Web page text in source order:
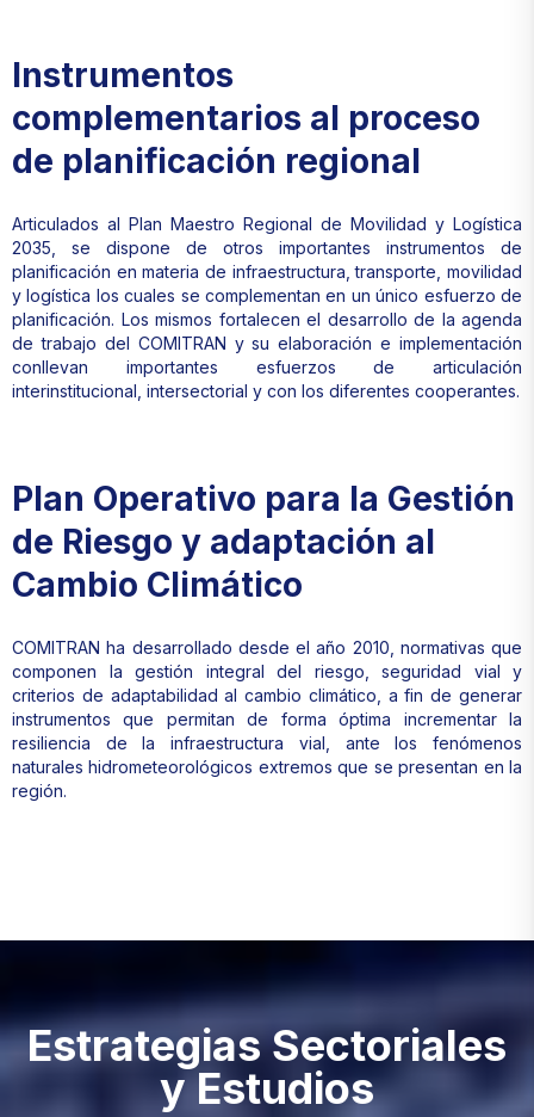
Instrumentos
complementarios al proceso
de planificación regional
Articulados al Plan Maestro Regional de Movilidad y Logística
2035, se dispone de otros importantes instrumentos de
planificación en materia de infraestructura, transporte, movilidad
y logística los cuales se complementan en un único esfuerzo de
planificación. Los mismos fortalecen el desarrollo de la agenda
de trabajo del COMITRAN y su elaboración e implementación
conllevan importantes esfuerzos de articulación
interinstitucional, intersectorial y con los diferentes cooperantes.
Plan Operativo para la Gestión
de Riesgo y adaptación al
Cambio Climático
COMITRAN ha desarrollado desde el año 2010, normativas que
componen la gestión integral del riesgo, seguridad vial y
criterios de adaptabilidad al cambio climático, a fin de generar
instrumentos que permitan de forma óptima incrementar la
resiliencia de la infraestructura vial, ante los fenómenos
naturales hidrometeorológicos extremos que se presentan en la
región.
Estrategias Sectoriales
y Estudios